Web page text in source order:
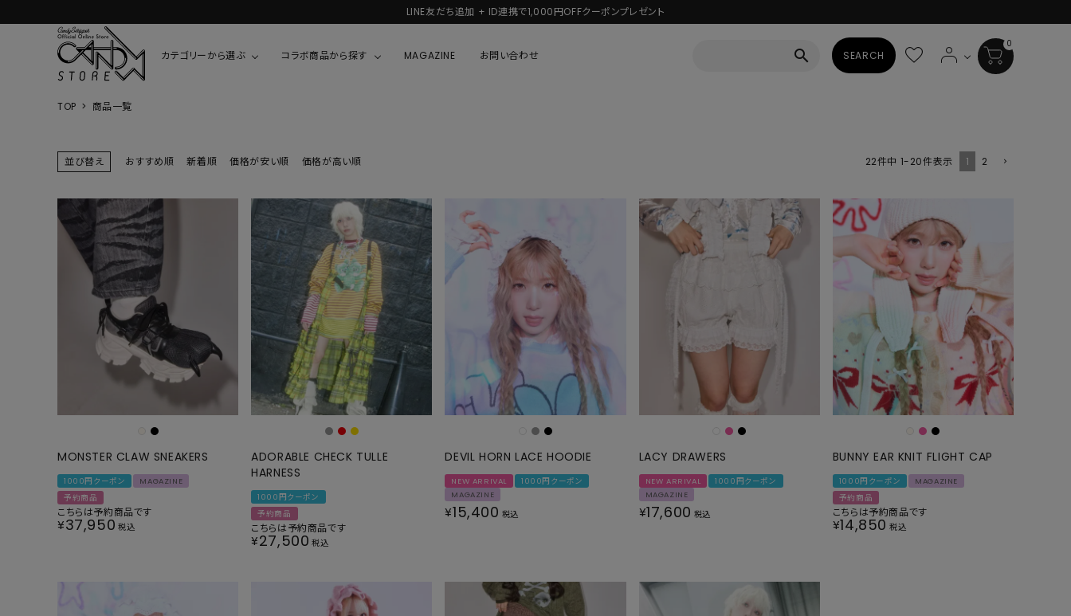
LINE友だち追加 + ID連携で1,000円OFFクーポンプレゼント
カテゴリーから選ぶ
ALL
CUTSEW
SWEAT
KNIT
CARDIGAN
OTHER
BLOUSES
ONE PIECE
ONE PIECE
PANTS
ALL
PANTS
SALOPETTE
ALL
SALE
ALL
SOCKS
UMBRELLA
ACCESSORIES
SWIM WEAR
コラボ商品から探す
COOKIE BOY
チャーミーキティ
ウサハナ シナモロール
クレヨンしんちゃん MIKIOSAKABE・THREE TREASURES
HELLO KITTY ダンダダン
MAGAZINE お問い合わせ search SEARCH
0
TOP 商品一覧
並び替え おすすめ順 新着順 価格が安い順 価格が高い順 22件中 1-20件表示 1 2
MONSTER CLAW SNEAKERS
1000円クーポン
MAGAZINE
予約商品
こちらは予約商品です
¥37,950 税込
ADORABLE CHECK TULLE
HARNESS
1000円クーポン
予約商品
こちらは予約商品です
¥27,500 税込
DEVIL HORN LACE HOODIE
NEW ARRIVAL
1000円クーポン
MAGAZINE
¥15,400 税込
LACY DRAWERS
NEW ARRIVAL
1000円クーポン
MAGAZINE
¥17,600 税込
BUNNY EAR KNIT FLIGHT CAP
1000円クーポン
MAGAZINE
予約商品
こちらは予約商品です
¥14,850 税込